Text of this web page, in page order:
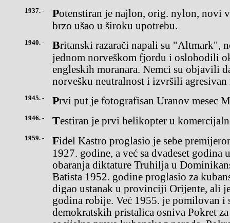
1937. - Potenstiran je najlon, orig. nylon, novi veštački materijal koji je
brzo ušao u široku upotrebu.
1940. - Britanski razarači napali su "Altmark", nemački ratni brod, u
jednom norveškom fjordu i oslobodili
engleskih moranara. Nemci su objavili
norvešku neutralnost i izvršili agresivan
1945. - Prvi put je fotografisan Uranov mesec
1946. - Testiran je prvi helikopter u
1959. - Fidel Kastro proglasio je sebe premijerom Kube. Kastro je rođen
1927. godine, a već sa dvadeset godina
obaranja diktature Truhilja u
Batista 1952. godine proglasio za
digao ustanak u provinciji Orijente, ali
godina robije. Već 1955. je pomilovan i
demokratskih pristalica osniva Pokret